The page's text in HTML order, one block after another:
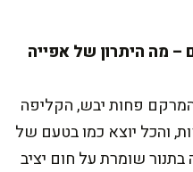
– מה היתרון של אפייה
פחות יבש, הקליפה
והכל יוצא כמו בטעם של
בתנור שומרת על חום יציב